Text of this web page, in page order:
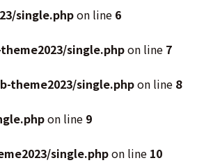
single.phpon line 6
single.phpon line 7
single.phpon line 8
on line 9
single.phpon line 10